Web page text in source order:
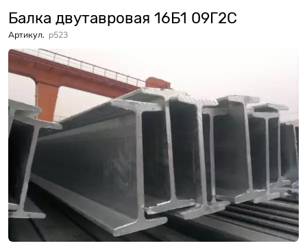
Балка двутавровая 16Б1 09Г2С
Артикул. p523